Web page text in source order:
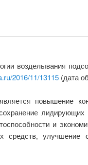
возделывания
2016/11/13115(дата
повышение
и
средств,